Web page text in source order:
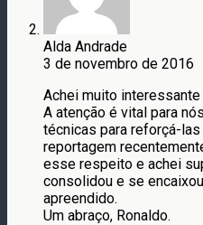
Alda Andrade
3 de novembro de 2016
Achei muito
A atenção é vital para
técnicas para reforçá-
reportagem
esse respeito e achei
consolidou e se
apreendido.
Um abraço, Ronaldo.